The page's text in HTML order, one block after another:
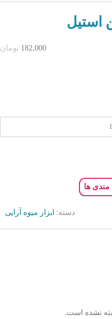
استیل
182,000 تومان
مندی ها
دسته: ابزار میوه آرایی
نشده است.